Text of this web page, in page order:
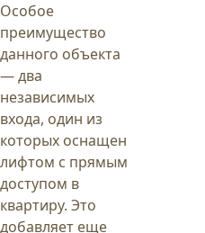
Особое
преимущество
данного объекта
— два
независимых
входа, один из
которых оснащен
лифтом с прямым
доступом в
квартиру. Это
добавляет еще